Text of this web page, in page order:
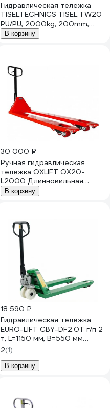
Гидравлическая тележка
TISELTECHNICS TISEL TW20
PU/PU, 2000kg, 200mm,
1150x555 mm
НФ-00000870
В корзину
30 000 ₽
Ручная гидравлическая
тележка OXLIFT OX20-
L2000 Длинновильная
2000 мм, 2000 кг 790570
В корзину
18 590 ₽
Гидравлическая тележка
EURO-LIFT CBY-DF2.0T г/п 2
т, L=1150 мм, B=550 мм
00009431
2(1)
В корзину